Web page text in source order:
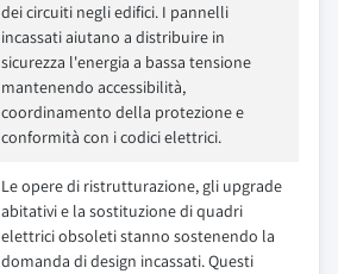
dei circuiti negli edifici. I pannelli
incassati aiutano a distribuire in
sicurezza l'energia a bassa tensione
mantenendo accessibilità,
coordinamento della protezione e
conformità con i codici elettrici.
Le opere di ristrutturazione, gli upgrade
abitativi e la sostituzione di quadri
elettrici obsoleti stanno sostenendo la
domanda di design incassati. Questi